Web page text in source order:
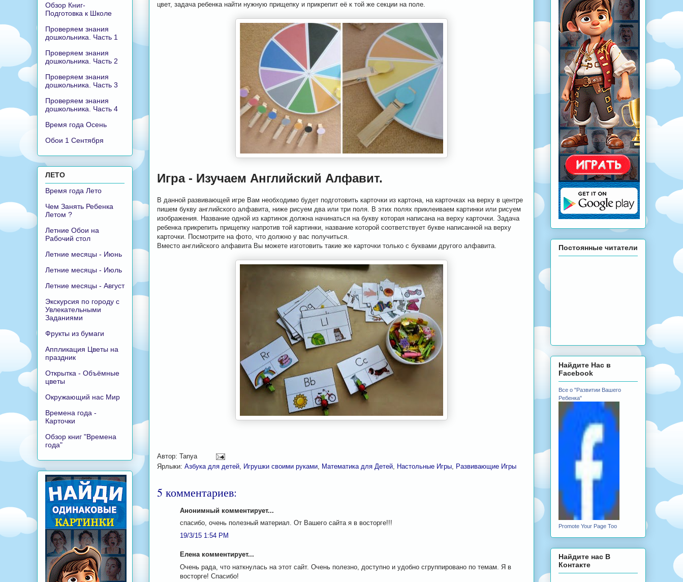
цвет, задача ребенка найти нужную прищепку и прикрепит её к той же секции на поле.
Игра - Изучаем Английский Алфавит.
В данной развивающей игре Вам необходимо будет подготовить карточки из картона, на карточках на верху в центре
пишем букву английского алфавита, ниже рисуем два или три поля. В этих полях приклеиваем картинки или рисуем
изображения. Название одной из картинок должна начинаться на букву которая написана на верху карточки. Задача
ребенка прикрепить прищепку напротив той картинки, название которой соответствует букве написанной на верху
карточки. Посмотрите на фото, что должно у вас получиться.
Вместо английского алфавита Вы можете изготовить такие же карточки только с буквами другого алфавита.
Автор: Tanya
Ярлыки: Азбука для детей Игрушки своими руками Математика для Детей Настольные Игры Развивающие Игры
5 комментариев:
Анонимный комментирует...
спасибо, очень полезный материал. От Вашего сайта я в восторге!!!
19/3/15 1:54 PM
Елена комментирует...
Очень рада, что наткнулась на этот сайт. Очень полезно, доступно и удобно сгруппировано по темам. Я в
восторге! Спасибо!
Обзор Книг-
Подготовка к Школе
Проверяем знания
дошкольника. Часть 1
Проверяем знания
дошкольника. Часть 2
Проверяем знания
дошкольника. Часть 3
Проверяем знания
дошкольника. Часть 4
Время года Осень
Обои 1 Сентября
ЛЕТО
Время года Лето
Чем Занять Ребенка
Летом ?
Летние Обои на
Рабочий стол
Летние месяцы - Июнь
Летние месяцы - Июль
Летние месяцы - Август
Экскурсия по городу с
Увлекательными
Заданиями
Фрукты из бумаги
Аппликация Цветы на
праздник
Открытка - Объёмные
цветы
Окружающий нас Мир
Времена года -
Карточки
Обзор книг "Времена
года"
Постоянные читатели
Найдите Нас в
Facebook
Все о "Развитии Вашего
Ребенка"
Promote Your Page Too
Найдите нас В
Контакте